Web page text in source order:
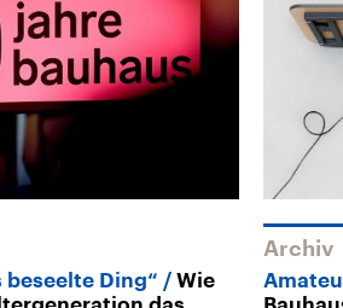
beseelte Ding“
Wie
Archiv